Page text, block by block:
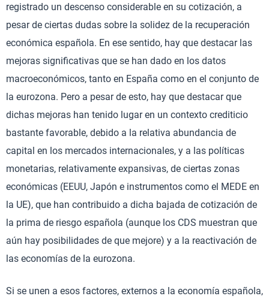
registrado un descenso considerable en su cotización, a
pesar de ciertas dudas sobre la solidez de la recuperación
económica española. En ese sentido, hay que destacar las
mejoras significativas que se han dado en los datos
macroeconómicos, tanto en España como en el conjunto de
la eurozona. Pero a pesar de esto, hay que destacar que
dichas mejoras han tenido lugar en un contexto crediticio
bastante favorable, debido a la relativa abundancia de
capital en los mercados internacionales, y a las políticas
monetarias, relativamente expansivas, de ciertas zonas
económicas (EEUU, Japón e instrumentos como el MEDE en
la UE), que han contribuido a dicha bajada de cotización de
la prima de riesgo española (aunque los CDS muestran que
aún hay posibilidades de que mejore) y a la reactivación de
las economías de la eurozona.
Si se unen a esos factores, externos a la economía española,